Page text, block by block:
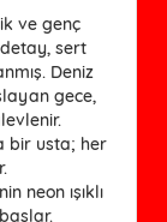
ve genç
sert
Deniz
gece,
bir usta; her
neon ışıklı